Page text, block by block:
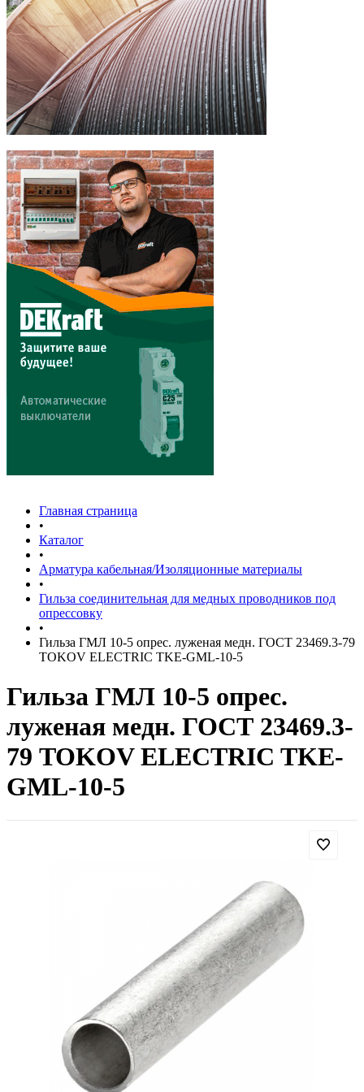
Главная страница
•
Каталог
•
Арматура кабельная/Изоляционные материалы
•
Гильза соединительная для медных проводников под
опрессовку
•
Гильза ГМЛ 10-5 опрес. луженая медн. ГОСТ 23469.3-79
TOKOV ELECTRIC TKE-GML-10-5
Гильза ГМЛ 10-5 опрес.
луженая медн. ГОСТ 23469.3-
79 TOKOV ELECTRIC TKE-
GML-10-5